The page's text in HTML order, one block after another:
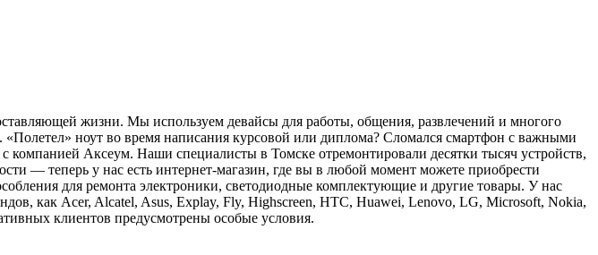
жизни. Мы используем девайсы для работы, общения, развлечений и многого
ноут во время написания курсовой или диплома? Сломался смартфон с важными
Аксеум. Наши специалисты в Томске отремонтировали десятки тысяч устройств,
— теперь у нас есть интернет-магазин, где вы в любой момент можете приобрести
для ремонта электроники, светодиодные комплектующие и другие товары. У нас
как Acer, Alcatel, Asus, Explay, Fly, Highscreen, HTC, Huawei, Lenovo, LG, Microsoft, Nokia,
клиентов предусмотрены особые условия.